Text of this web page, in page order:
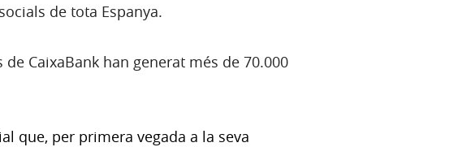
de tota Espanya.
CaixaBank han generat més de 70.000
que, per primera vegada a la seva